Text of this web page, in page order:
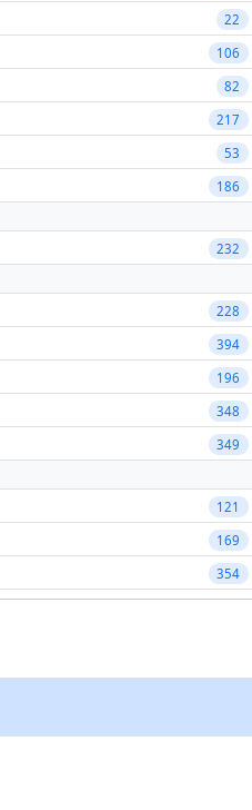
22
106
82
217
53
186
232
228
394
196
348
349
121
169
354